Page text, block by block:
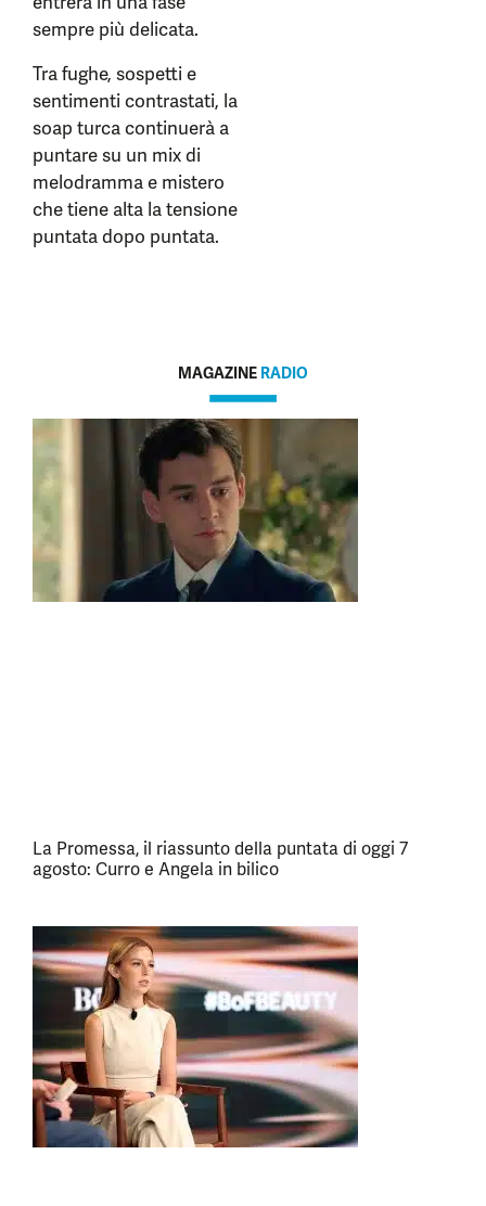
sempre più delicata.
Tra fughe, sospetti e
sentimenti contrastati, la
soap turca continuerà a
puntare su un mix di
melodramma e mistero
che tiene alta la tensione
puntata dopo puntata.
MAGAZINE RADIO
La Promessa, il riassunto della puntata di oggi 7
agosto: Curro e Angela in bilico